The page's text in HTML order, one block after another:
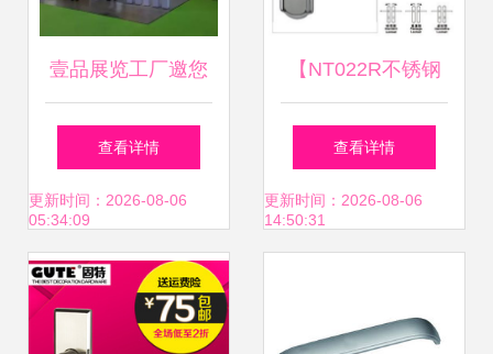
壹品展览工厂邀您
相约2019东北国际
五金展
查看详情
更新时间：2026-08-06
05:34:09
【NT022R不锈钢
连体锁,配72x55锁
体 70mm锁芯】价
锁具,中山市赛戈五
查看详情
更新时间：2026-08-06
14:50:31